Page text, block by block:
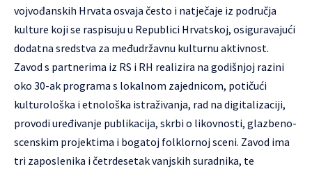
vojvođanskih Hrvata osvaja često i natječaje iz područja
kulture koji se raspisuju u Republici Hrvatskoj, osiguravajući
dodatna sredstva za međudržavnu kulturnu aktivnost.
Zavod s partnerima iz RS i RH realizira na godišnjoj razini
oko 30-ak programa s lokalnom zajednicom, potičući
kulturološka i etnološka istraživanja, rad na digitalizaciji,
provodi uređivanje publikacija, skrbi o likovnosti, glazbeno-
scenskim projektima i bogatoj folklornoj sceni. Zavod ima
tri zaposlenika i četrdesetak vanjskih suradnika, te